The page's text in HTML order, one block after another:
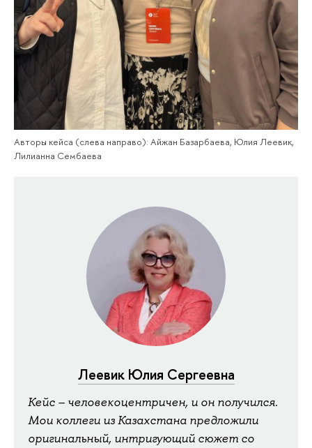
Авторы кейса (слева направо): Айжан Базарбаева, Юлия Леевик,
Лилианна Сембаева
Леевик Юлия Сергеевна
Кейс – человекоцентричен, и он получился.
Мои коллеги из Казахстана предложили
оригинальный, интригующий сюжет со